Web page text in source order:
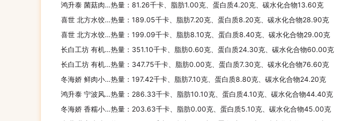
鸿升泰 菌菇肉丝春卷热量：81.26千卡、脂肪1.00克、蛋白质4.20克、碳水化合物13.60克
喜世 北方水饺(三鲜)热量：189.05千卡、脂肪7.20克、蛋白质8.20克、碳水化合物28.90克
喜世 北方水饺(猪肉芹菜)热量：199.09千卡、脂肪8.10克、蛋白质8.40克、碳水化合物29.00克
长白工坊 有机绿豆热量：351.10千卡、脂肪0.60克、蛋白质24.30克、碳水化合物60.00克
长白工坊 有机玉米碴热量：347.75千卡、脂肪0.00克、蛋白质7.30克、碳水化合物76.60克
冬海娇 鲜肉小笼包热量：197.42千卡、脂肪7.10克、蛋白质8.80克、碳水化合物24.20克
鸿升泰 宁波风味汤圆(黑芝麻)热量：286.33千卡、脂肪10.10克、蛋白质4.10克、碳水化合物44.40克
冬海娇 香糯小圆子热量：203.63千卡、脂肪0.00克、蛋白质5.10克、碳水化合物45.00克